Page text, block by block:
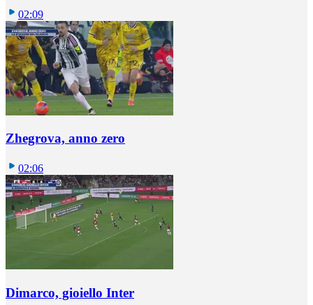
02:09
Zhegrova, anno zero
02:06
Dimarco, gioiello Inter